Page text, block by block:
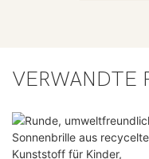
VERWANDTE